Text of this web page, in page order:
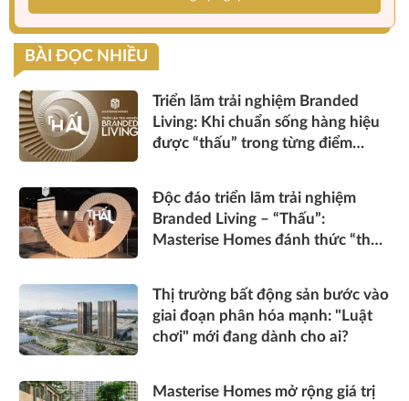
BÀI ĐỌC NHIỀU
Triển lãm trải nghiệm Branded
Living: Khi chuẩn sống hàng hiệu
được “thấu” trong từng điểm
Độc đáo triển lãm trải nghiệm
Branded Living – “Thấu”:
Masterise Homes đánh thức “thấu
Thị trường bất động sản bước vào
giai đoạn phân hóa mạnh: "Luật
chơi" mới đang dành cho ai?
Masterise Homes mở rộng giá trị